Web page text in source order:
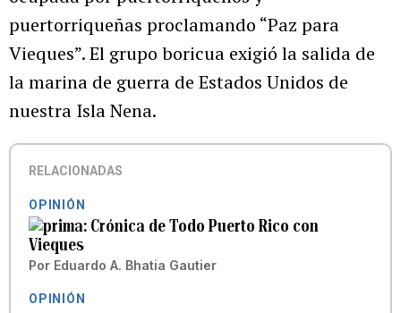
puertorriqueñas proclamando “Paz para
Vieques”. El grupo boricua exigió la salida de
la marina de guerra de Estados Unidos de
nuestra Isla Nena.
RELACIONADAS
OPINIÓN
Crónica de Todo Puerto Rico con
Vieques
Por Eduardo A. Bhatia Gautier
OPINIÓN